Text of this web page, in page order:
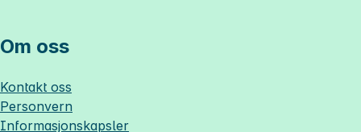
Om oss
Kontakt oss
Personvern
Informasjonskapsler